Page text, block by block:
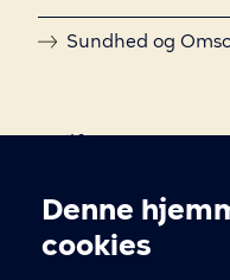
Denne
cookies
Sundhed og